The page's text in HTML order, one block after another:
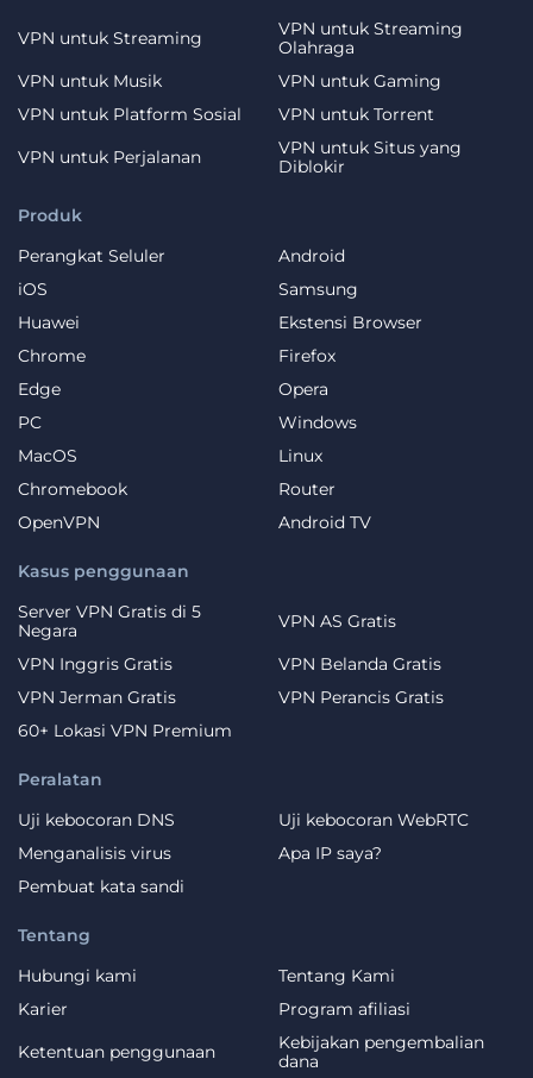
Produk
Perangkat Seluler
Android
iOS
Samsung
Huawei
Ekstensi Browser
Chrome
Firefox
Edge
Opera
PC
Windows
MacOS
Linux
Chromebook
Router
OpenVPN
Android TV
Kasus penggunaan
Server VPN Gratis di 5
Negara
VPN AS Gratis
VPN Inggris Gratis
VPN Belanda Gratis
VPN Jerman Gratis
VPN Perancis Gratis
60+ Lokasi VPN Premium
Tentang
Hubungi kami
Tentang Kami
Karier
Program afiliasi
Ketentuan penggunaan
Kebijakan pengembalian
dana
VPN untuk Streaming
VPN untuk Streaming
Olahraga
VPN untuk Musik
VPN untuk Gaming
VPN untuk Platform Sosial
VPN untuk Torrent
VPN untuk Perjalanan
VPN untuk Situs yang
Diblokir
Peralatan
Uji kebocoran DNS
Uji kebocoran WebRTC
Menganalisis virus
Apa IP saya?
Pembuat kata sandi